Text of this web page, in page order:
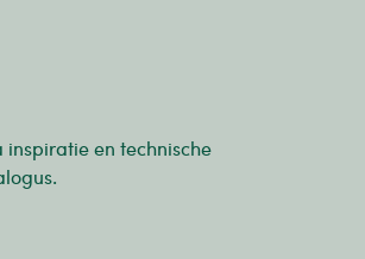
inspiratie en technische